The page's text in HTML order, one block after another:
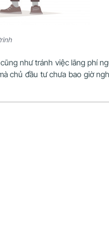
như tránh việc lãng phí
chủ đầu tư chưa bao giờ